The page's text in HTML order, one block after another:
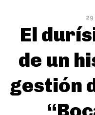
29
El
de un
gestión